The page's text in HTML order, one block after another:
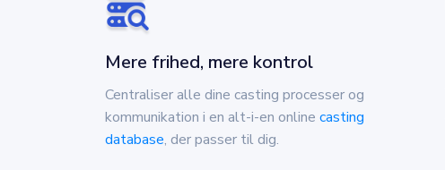
Mere frihed, mere kontrol
Centraliser alle dine casting processer og
kommunikation i en alt-i-en online casting
database, der passer til dig.